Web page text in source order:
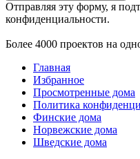
Отправляя эту форму, я
конфиденциальности.
Более 4000 проектов на
Главная
Избранное
Просмотренные дома
Политика
Финские дома
Норвежские дома
Шведские дома